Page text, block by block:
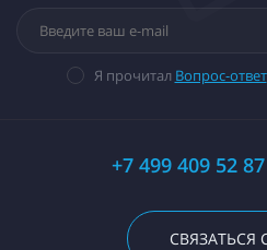
Я прочитал Вопрос-ответ
+7 499 409 52
СВЯЗАТЬСЯ